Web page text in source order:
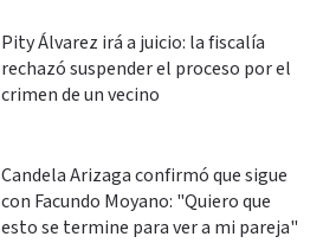
Pity Álvarez irá a juicio: la fiscalía
rechazó suspender el proceso por el
crimen de un vecino
Candela Arizaga confirmó que sigue
con Facundo Moyano: "Quiero que
esto se termine para ver a mi pareja"